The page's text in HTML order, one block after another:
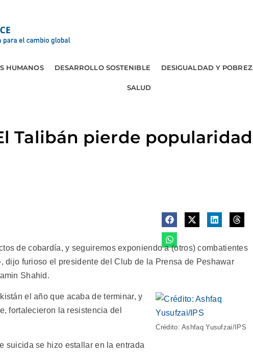
HUMANOS DESARROLLO SOSTENIBLE DESIGUALDAD Y
SALUD
Talibán pierde popularidad
de cobardía, y seguiremos exponiendo a (otros) combatientes
dijo furioso el presidente del Club de la Prensa de Peshawar
Shahid.
Crédito: Ashfaq Yusufzai/IPS
el año que acaba de terminar, y
fortalecieron la resistencia del
suicida se hizo estallar en la entrada